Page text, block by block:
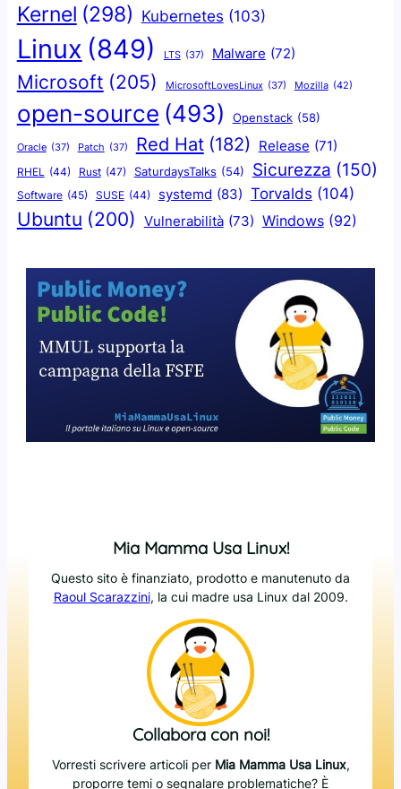
Kernel (298) Kubernetes (103)
Linux (849) LTS (37) Malware (72)
Microsoft (205) MicrosoftLovesLinux (37) Mozilla (42)
open-source (493) Openstack (58)
Oracle (37) Patch (37) Red Hat (182) Release (71)
RHEL (44) Rust (47) SaturdaysTalks (54) Sicurezza (150)
Software (45) SUSE (44) systemd (83) Torvalds (104)
Ubuntu (200) Vulnerabilità (73) Windows (92)
Mia Mamma Usa Linux!
Questo sito è finanziato, prodotto e manutenuto da
Raoul Scarazzini, la cui madre usa Linux dal 2009.
Collabora con noi!
Vorresti scrivere articoli per Mia Mamma Usa Linux,
proporre temi o segnalare problematiche? È